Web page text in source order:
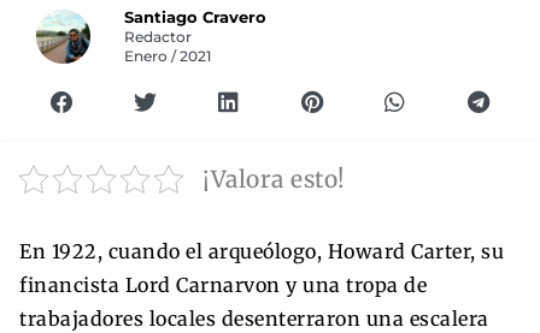
Santiago Cravero
Redactor
Enero / 2021
¡Valora esto!
En 1922, cuando el arqueólogo, Howard Carter, su
financista Lord Carnarvon y una tropa de
trabajadores locales desenterraron una escalera